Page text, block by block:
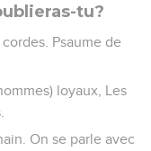
tu?
Psaume de
loyaux, Les
On se parle avec